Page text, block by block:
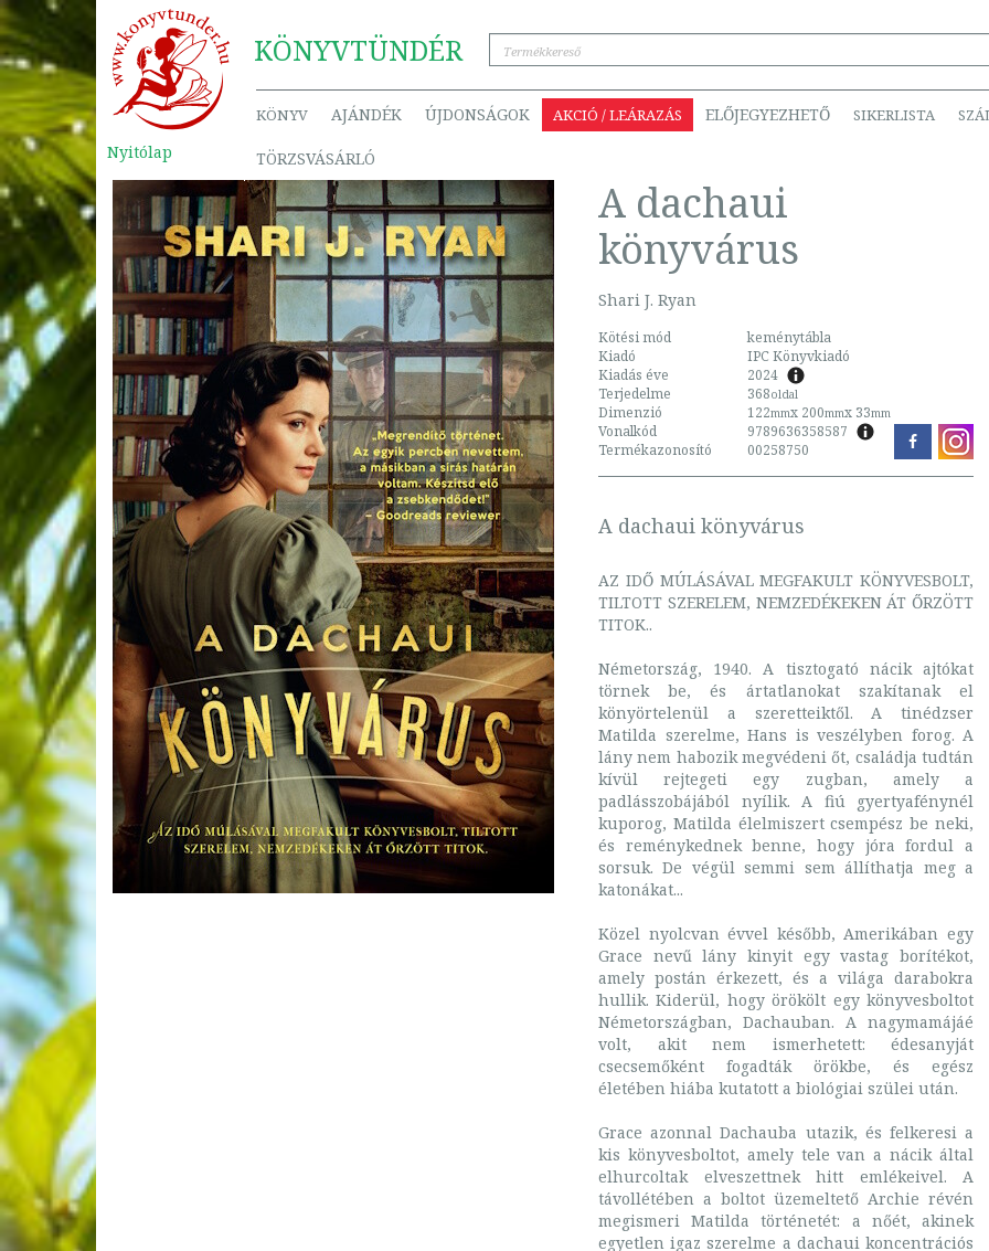
KÖNYVTÜNDÉR
KÖNYV AJÁNDÉK ÚJDONSÁGOK AKCIÓ / LEÁRAZÁS ELŐJEGYEZHETŐ SIKERLISTA
TÖRZSVÁSÁRLÓ
Nyitólap
A dachaui
könyvárus
Shari J. Ryan
Kötési mód
keménytábla
Kiadó
IPC Könyvkiadó
Kiadás éve
2024
Terjedelme
368oldal
Dimenzió 122mmx 200mmx 33mm
Vonalkód
9789636358587
Termékazonosító
00258750
A dachaui könyvárus
AZ IDŐ MÚLÁSÁVAL MEGFAKULT KÖNYVESBOLT,
TILTOTT SZERELEM, NEMZEDÉKEKEN ÁT ŐRZÖTT
TITOK..
Németország, 1940. A tisztogató nácik ajtókat
törnek be, és ártatlanokat szakítanak el
könyörtelenül a szeretteiktől. A tinédzser
Matilda szerelme, Hans is veszélyben forog. A
lány nem habozik megvédeni őt, családja tudtán
kívül rejtegeti egy zugban, amely a
padlásszobájából nyílik. A fiú gyertyafénynél
kuporog, Matilda élelmiszert csempész be neki,
és reménykednek benne, hogy jóra fordul a
sorsuk. De végül semmi sem állíthatja meg a
katonákat...
Közel nyolcvan évvel később, Amerikában egy
Grace nevű lány kinyit egy vastag borítékot,
amely postán érkezett, és a világa darabokra
hullik. Kiderül, hogy örökölt egy könyvesboltot
Németországban, Dachauban. A nagymamájáé
volt, akit nem ismerhetett: édesanyját
csecsemőként fogadták örökbe, és egész
életében hiába kutatott a biológiai szülei után.
Grace azonnal Dachauba utazik, és felkeresi a
kis könyvesboltot, amely tele van a nácik által
elhurcoltak elveszettnek hitt emlékeivel. A
távollétében a boltot üzemeltető Archie révén
megismeri Matilda történetét: a nőét, akinek
egyetlen igaz szerelme a dachaui koncentrációs